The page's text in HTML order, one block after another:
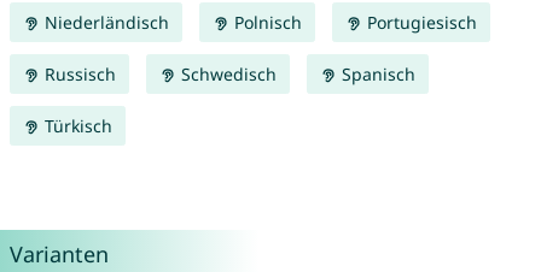
Niederländisch Polnisch Portugiesisch
Russisch Schwedisch Spanisch
Türkisch
Varianten